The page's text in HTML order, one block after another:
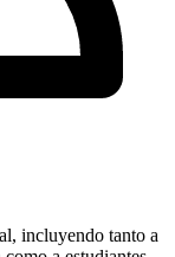
incluyendo tanto a